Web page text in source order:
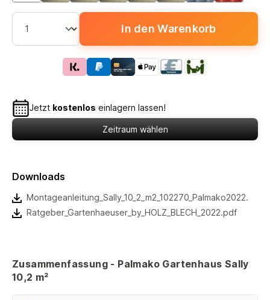
In den Warenkorb
Jetzt kostenlos einlagern lassen!
Zeitraum wählen
Downloads
Montageanleitung_Sally_10_2_m2_102270_Palmako2022.pdf
Ratgeber_Gartenhaeuser_by_HOLZ_BLECH_2022.pdf
Zusammenfassung - Palmako Gartenhaus Sally
10,2 m²